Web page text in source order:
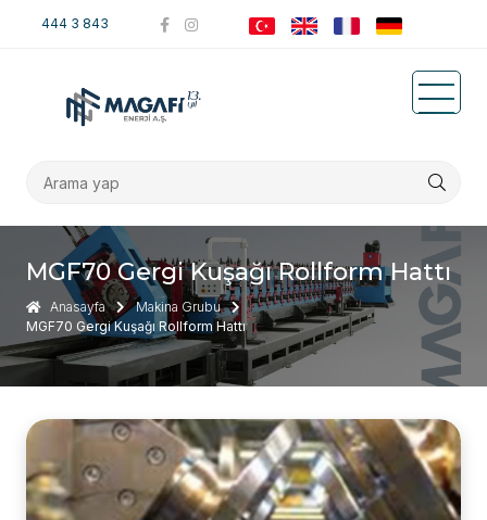
444 3 843
MGF70 Gergi Kuşağı Rollform Hattı
Anasayfa
Makina Grubu
MGF70 Gergi Kuşağı Rollform Hattı